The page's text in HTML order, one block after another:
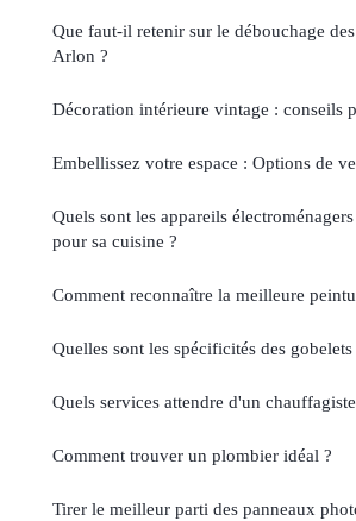
Que faut-il retenir sur le débouchage
Arlon ?
Décoration intérieure vintage : conseils
Embellissez votre espace : Options de
Quels sont les appareils
pour sa cuisine ?
Comment reconnaître la meilleure
Quelles sont les spécificités des
Quels services attendre d'un
Comment trouver un plombier idéal ?
Tirer le meilleur parti des panneaux